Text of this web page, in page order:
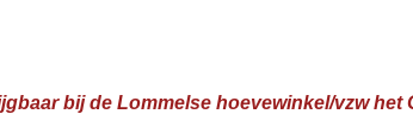
bij de Lommelse hoevewinkel/vzw het